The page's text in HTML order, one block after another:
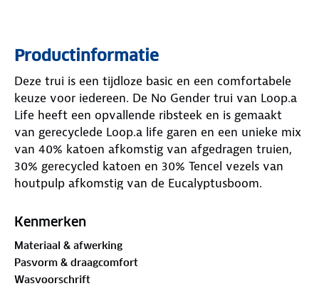
Productinformatie
Deze trui is een tijdloze basic en een comfortabele
keuze voor iedereen. De No Gender trui van Loop.a
Life heeft een opvallende ribsteek en is gemaakt
van gerecyclede Loop.a life garen en een unieke mix
van 40% katoen afkomstig van afgedragen truien,
30% gerecycled katoen en 30% Tencel vezels van
houtpulp afkomstig van de Eucalyptusboom.
Samen maken we meer impact
circulaire kleding van lokale reststromen textiel,
zoals oude truien en versleten kleding. De productie
Kenmerken
Materiaal & afwerking
Pasvorm & draagcomfort
Wasvoorschrift